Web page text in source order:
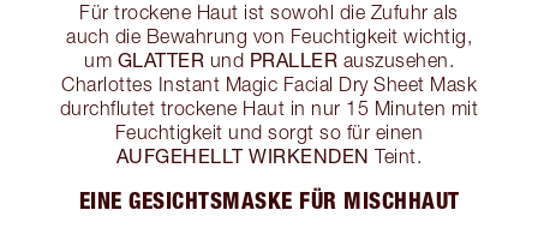
Für trockene Haut ist sowohl die Zufuhr als
auch die Bewahrung von Feuchtigkeit wichtig,
um GLATTER und PRALLER auszusehen.
Charlottes Instant Magic Facial Dry Sheet Mask
durchflutet trockene Haut in nur 15 Minuten mit
Feuchtigkeit und sorgt so für einen
AUFGEHELLT WIRKENDEN Teint.
EINE GESICHTSMASKE FÜR MISCHHAUT